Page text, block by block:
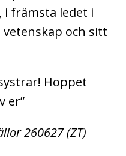
i främsta ledet i
och sitt
Hoppet
er”
260627 (ZT)